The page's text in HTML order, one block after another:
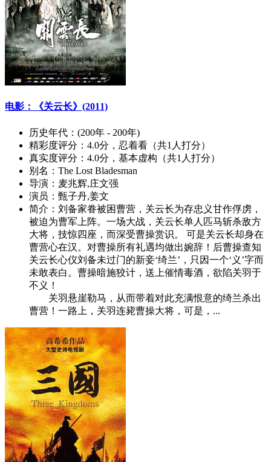
电影：《关云长》(2011)
历史年代： (200年 - 200年)
精彩度评分： 4.0分，忍着看（共1人打分）
真实度评分： 4.0分，基本虚构（共1人打分）
别名： The Lost Bladesman
导演： 麦兆辉,庄文强
演员： 甄子丹,姜文
简介： 刘备家眷被困曹营，关云长为存忠义甘作俘虏，
被迫为曹军上阵。一场大战，关云长单人匹马斩杀敌方
大将，技惊四座，而深受曹操赏识。 可是关云长却身在
曹营心在汉。对曹操所有礼遇均做出婉辞！后曹操查知
关云长心仪刘备未过门的新妾‘绮兰’，只因一个‘义’字而
未敢表白。曹操暗施狡计，送上催情毒酒，欲陷关羽于
不义！
关羽悬崖勒马，从而带着对此充满恨意的绮兰杀出
曹营！一路上，关羽连毙曹操大将，可是，...